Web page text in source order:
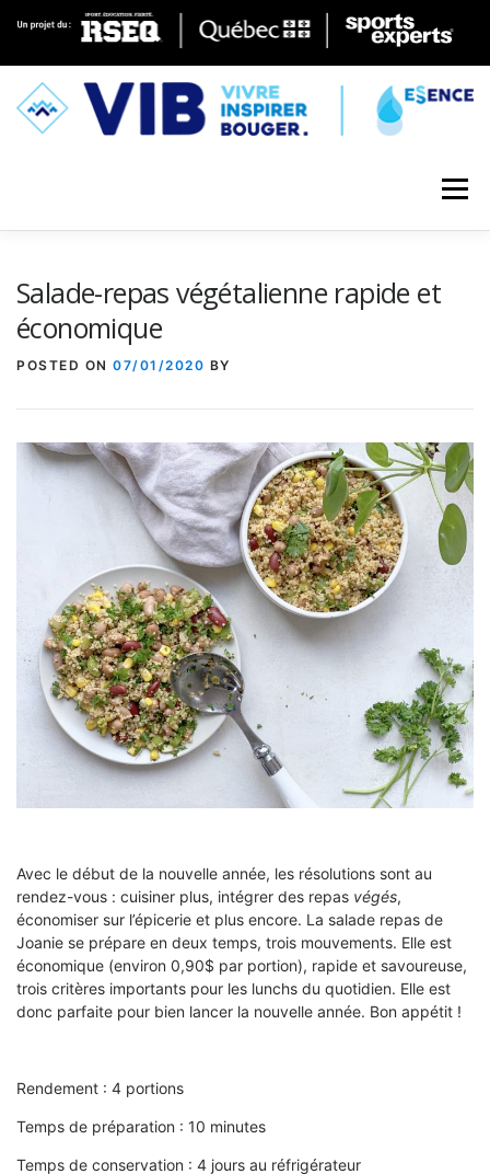
Skip to content
Menu
Salade-repas végétalienne rapide et
économique
POSTED ON 07/01/2020 BY
Avec le début de la nouvelle année, les résolutions sont au
rendez-vous : cuisiner plus, intégrer des repas végés,
économiser sur l’épicerie et plus encore. La salade repas de
Joanie se prépare en deux temps, trois mouvements. Elle est
économique (environ 0,90$ par portion), rapide et savoureuse,
trois critères importants pour les lunchs du quotidien. Elle est
donc parfaite pour bien lancer la nouvelle année. Bon appétit !
Rendement : 4 portions
Temps de préparation : 10 minutes
Temps de conservation : 4 jours au réfrigérateur